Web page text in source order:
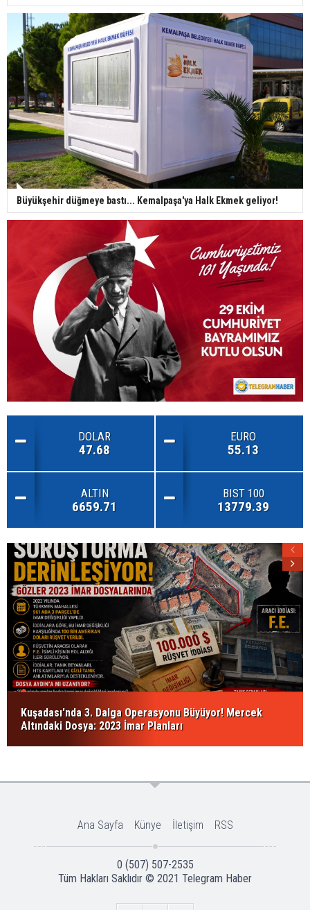
Büyükşehir düğmeye bastı... Kemalpaşa'ya Halk Ekmek geliyor!
DOLAR
47.68
EURO
55.13
ALTIN
6659.71
BIST 100
13779.39
Kuşadası'nda 3. Dalga Operasyonu Büyüyor! Mercek
Altındaki Dosya: 2023 İmar Planları
Ana Sayfa Künye İletişim RSS
0 (507) 507-2535
Tüm Hakları Saklıdır © 2021 Telegram Haber